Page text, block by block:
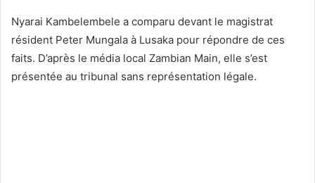
Nyarai Kambelembele a comparu devant le magistrat
résident Peter Mungala à Lusaka pour répondre de ces
faits. D’après le média local Zambian Main, elle s’est
présentée au tribunal sans représentation légale.